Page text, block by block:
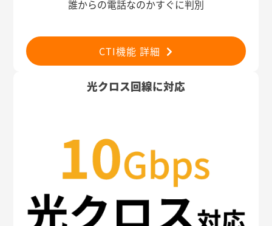
誰からの電話なのかすぐに判別
CTI機能 詳細
光クロス回線に対応